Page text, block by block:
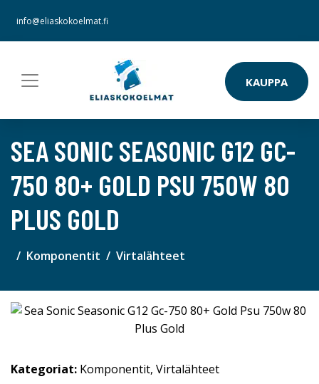
info@eliaskokoelmat.fi
KAUPPA
SEA SONIC SEASONIC G12 GC-
750 80+ GOLD PSU 750W 80
PLUS GOLD
Komponentit Virtalähteet
Kategoriat: Komponentit, Virtalähteet